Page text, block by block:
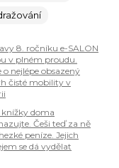
8. ročníku e-SALON
v plném proudu.
o nejlépe obsazený
čisté mobility v
knížky doma
Češi teď za ně
peníze. Jejich
se dá vydělat